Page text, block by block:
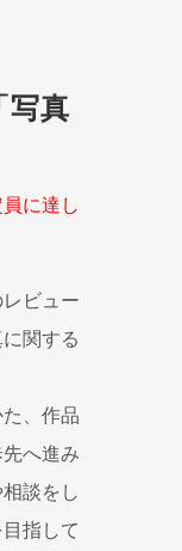
写真
に達し
ビュー
関する
、作品
へ進み
談をし
指して